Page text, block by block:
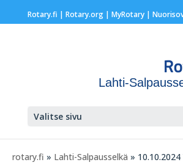
Rotary.fi | Rotary.org| MyRotary |
Lahti-
Valitse sivu
rotary.fi » Lahti-Salpausselkä »